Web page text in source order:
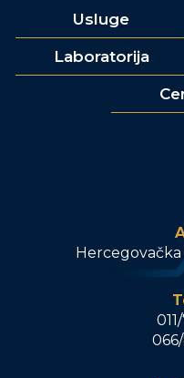
Usluge
Laboratorija
Hercegovačka